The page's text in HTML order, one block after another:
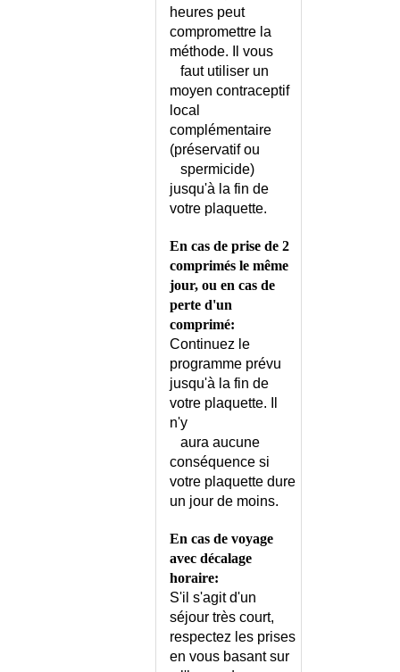
DEMENCE D'ALZHEIMER OU
DEMENCE VASCULAIRE ?
DEMENCE D'ALZHEIMER OU
FRONTO-TEMPORALE ?
DEMENCE FRONTO-
DEMENCE OU CONFUSION
DEMENCE OU DEPRESSION ?
DEMENCE VASCULAIRE
DEMENCES - DIAGNOSTIC
DEMENCES CURABLES
DENI DE GROSSESSE
DENUTRITION - ECHELLE MNA
DENUTRITION DE L'ENFANT
DENUTRITION DU SUJET AGE
DEPENDANCE PHYSIQUE
DEPISTAGE CHEZ L'ENFANT
DEPISTAGE CHEZ L'HOMME
DEPISTAGE CHEZ LA FEMME
DEPISTAGE DES CANCERS
DEPISTAGE NEONATAL
DEPISTAGE PRENATAL
DEPRESSION DE L'ENFANT ET
heures peut
compromettre la
méthode. Il vous
faut utiliser un
moyen contraceptif
local
complémentaire
(préservatif ou
spermicide)
jusqu'à la fin de
votre plaquette.
En cas de prise de 2
comprimés le même
jour, ou en cas de
perte d'un
comprimé:
Continuez le
programme prévu
jusqu'à la fin de
votre plaquette. Il
n'y
aura aucune
conséquence si
votre plaquette dure
un jour de moins.
En cas de voyage
avec décalage
horaire:
S'il s'agit d'un
séjour très court,
respectez les prises
en vous basant sur